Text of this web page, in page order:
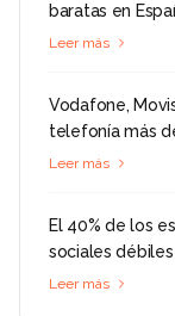
baratas en
Leer más
Vodafone,
telefonía más
Leer más
El 40% de los
sociales
Leer más